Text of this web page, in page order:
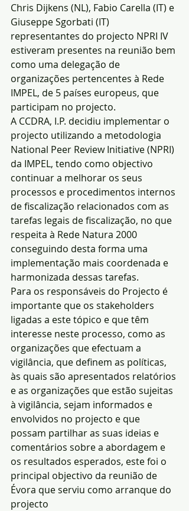
Chris Dijkens (NL), Fabio Carella (IT) e
Giuseppe Sgorbati (IT)
representantes do projecto NPRI IV
estiveram presentes na reunião bem
como uma delegação de
organizações pertencentes à Rede
IMPEL, de 5 países europeus, que
participam no projecto.
A CCDRA, I.P. decidiu implementar o
projecto utilizando a metodologia
National Peer Review Initiative (NPRI)
da IMPEL, tendo como objectivo
continuar a melhorar os seus
processos e procedimentos internos
de fiscalização relacionados com as
tarefas legais de fiscalização, no que
respeita à Rede Natura 2000
conseguindo desta forma uma
implementação mais coordenada e
harmonizada dessas tarefas.
Para os responsáveis do Projecto é
importante que os stakeholders
ligadas a este tópico e que têm
interesse neste processo, como as
organizações que efectuam a
vigilância, que definem as políticas,
às quais são apresentados relatórios
e as organizações que estão sujeitas
à vigilância, sejam informados e
envolvidos no projecto e que
possam partilhar as suas ideias e
comentários sobre a abordagem e
os resultados esperados, este foi o
principal objectivo da reunião de
Évora que serviu como arranque do
projecto